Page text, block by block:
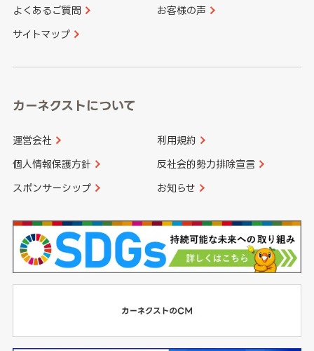
香川県 愛媛県
大分県 宮崎県
よくあるご質問 お客様の声
サイトマップ
カーネクストについて
運営会社 利用規約
個人情報保護方針 反社会的勢力排除宣言
スポンサーシップ お知らせ